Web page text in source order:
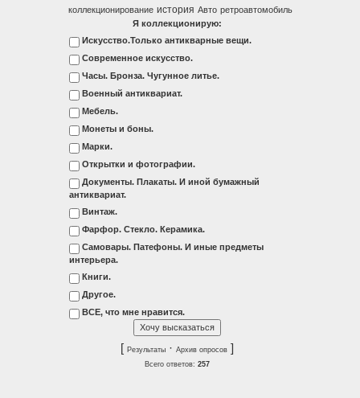
коллекционирование история Авто ретроавтомобиль
Я коллекционирую:
Искусство.Только антикварные вещи.
Современное искусство.
Часы. Бронза. Чугунное литье.
Военный антиквариат.
Мебель.
Монеты и боны.
Марки.
Открытки и фотографии.
Документы. Плакаты. И иной бумажный
антиквариат.
Винтаж.
Фарфор. Стекло. Керамика.
Самовары. Патефоны. И иные предметы
интерьера.
Книги.
Другое.
ВСЕ, что мне нравится.
[ Результаты· Архив опросов]
Всего ответов: 257